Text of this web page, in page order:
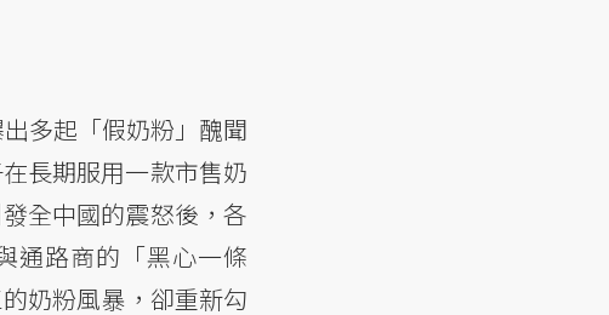
多起「假奶粉」醜聞
長期服用一款市售奶
全中國的震怒後，各
通路商的「黑心一條
奶粉風暴，卻重新勾